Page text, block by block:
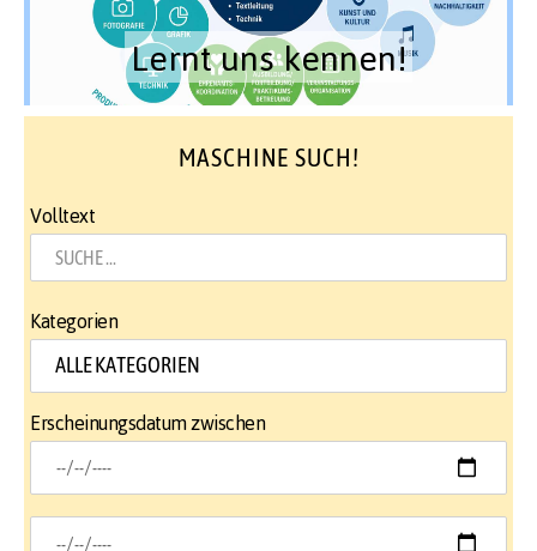
Lernt uns kennen!
MASCHINE SUCH!
Volltext
Kategorien
Erscheinungsdatum zwischen